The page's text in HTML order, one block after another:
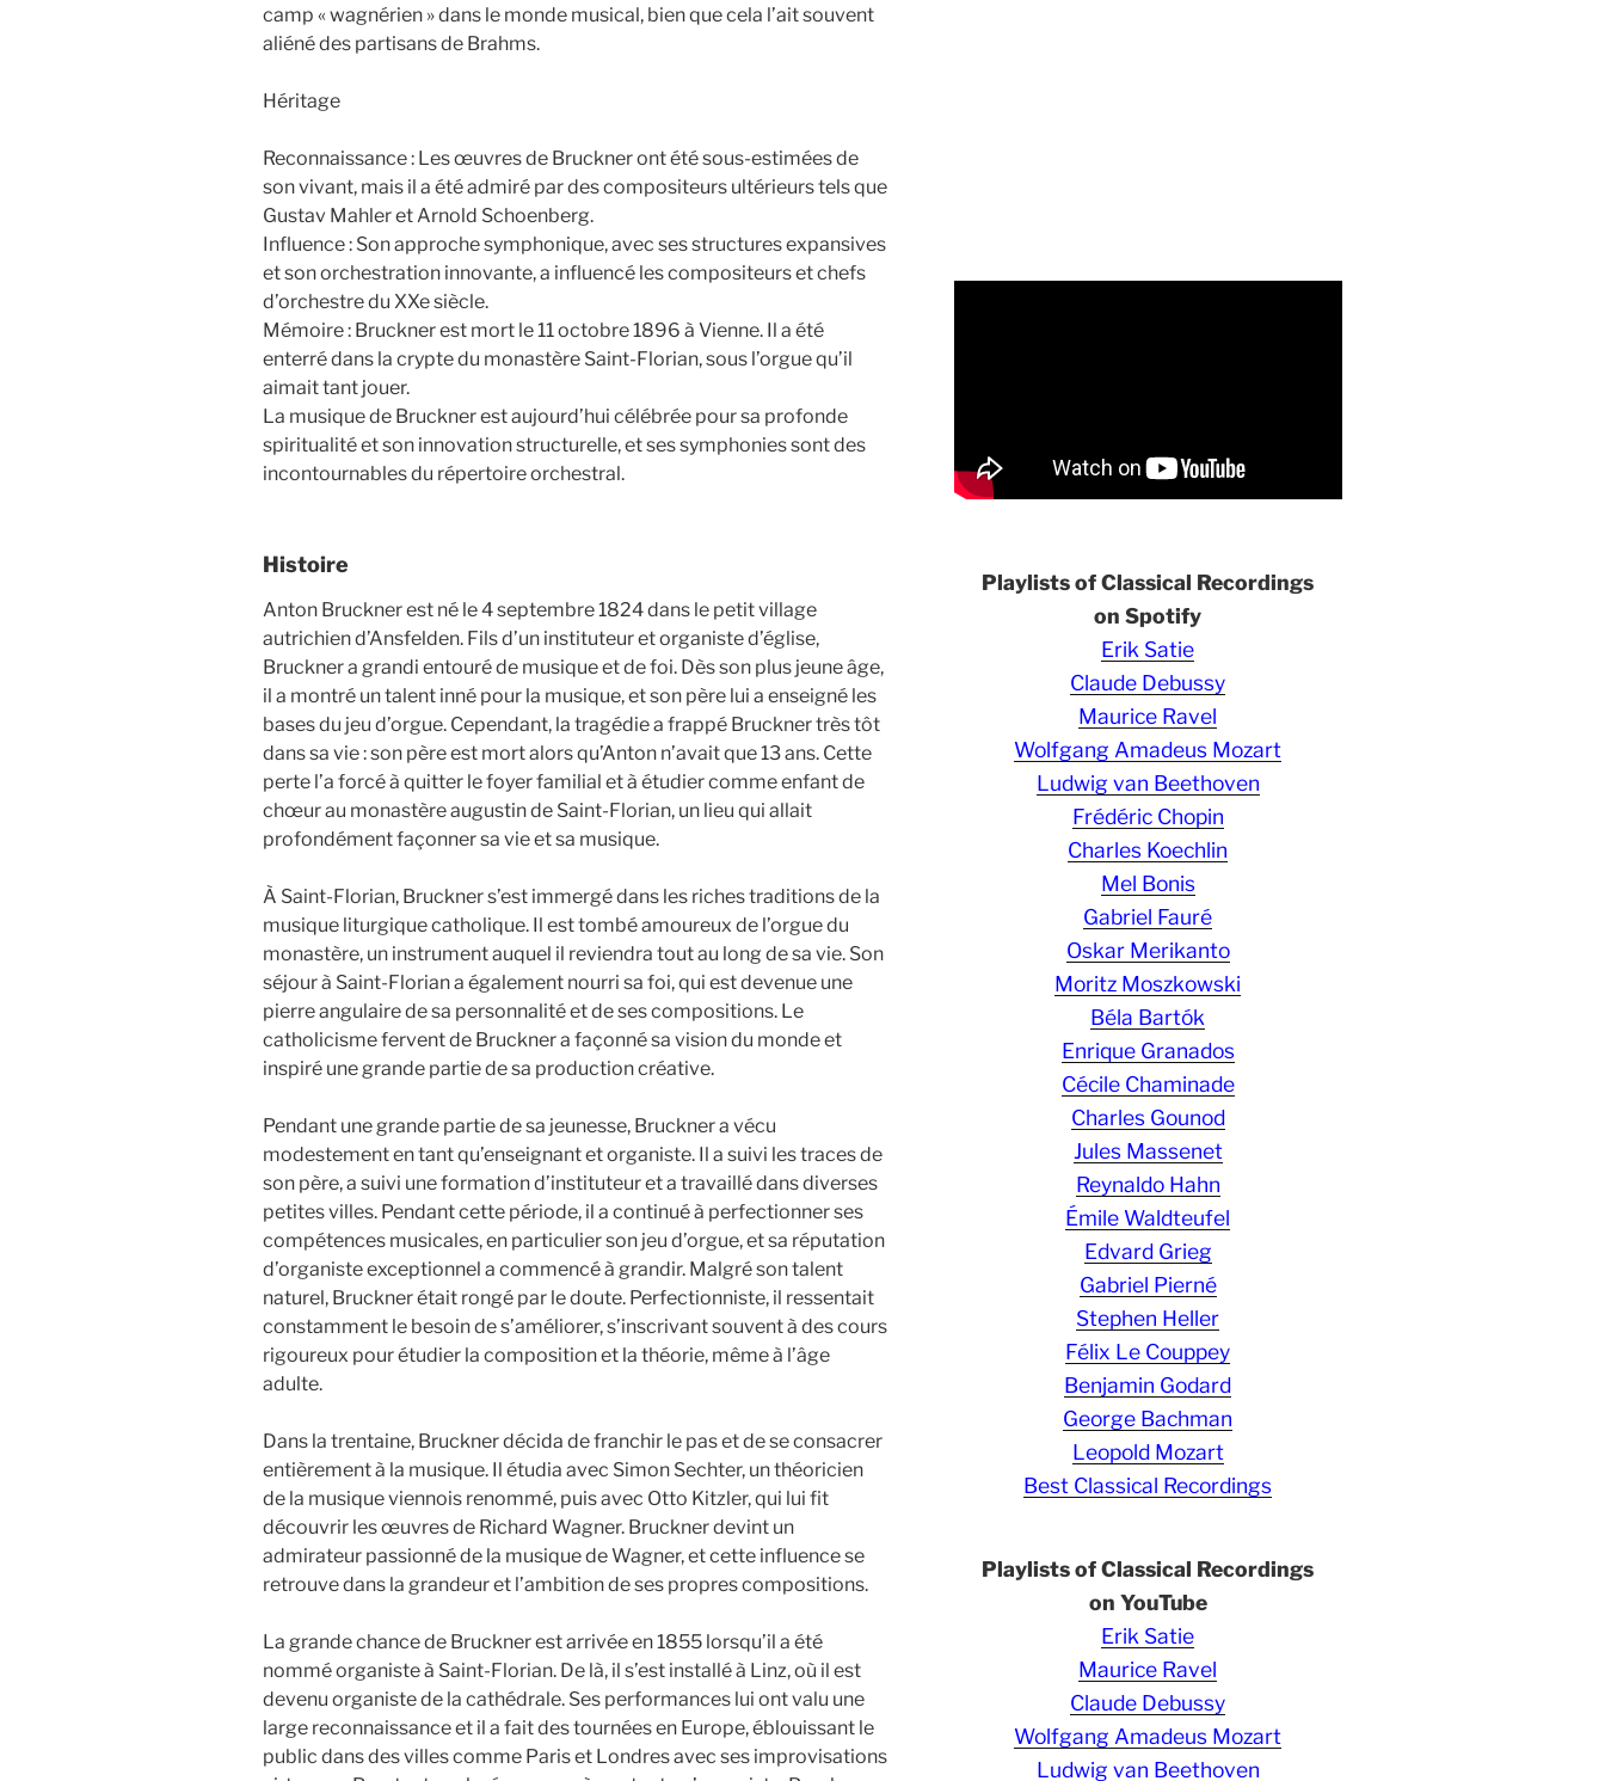
camp « wagnérien » dans le monde musical, bien que cela l’ait souvent
aliéné des partisans de Brahms.
Héritage
Reconnaissance : Les œuvres de Bruckner ont été sous-estimées de
son vivant, mais il a été admiré par des compositeurs ultérieurs tels que
Gustav Mahler et Arnold Schoenberg.
Influence : Son approche symphonique, avec ses structures expansives
et son orchestration innovante, a influencé les compositeurs et chefs
d’orchestre du XXe siècle.
Mémoire : Bruckner est mort le 11 octobre 1896 à Vienne. Il a été
enterré dans la crypte du monastère Saint-Florian, sous l’orgue qu’il
aimait tant jouer.
La musique de Bruckner est aujourd’hui célébrée pour sa profonde
spiritualité et son innovation structurelle, et ses symphonies sont des
incontournables du répertoire orchestral.
Histoire
Anton Bruckner est né le 4 septembre 1824 dans le petit village
autrichien d’Ansfelden. Fils d’un instituteur et organiste d’église,
Bruckner a grandi entouré de musique et de foi. Dès son plus jeune âge,
il a montré un talent inné pour la musique, et son père lui a enseigné les
bases du jeu d’orgue. Cependant, la tragédie a frappé Bruckner très tôt
dans sa vie : son père est mort alors qu’Anton n’avait que 13 ans. Cette
perte l’a forcé à quitter le foyer familial et à étudier comme enfant de
chœur au monastère augustin de Saint-Florian, un lieu qui allait
profondément façonner sa vie et sa musique.
À Saint-Florian, Bruckner s’est immergé dans les riches traditions de la
musique liturgique catholique. Il est tombé amoureux de l’orgue du
monastère, un instrument auquel il reviendra tout au long de sa vie. Son
séjour à Saint-Florian a également nourri sa foi, qui est devenue une
pierre angulaire de sa personnalité et de ses compositions. Le
catholicisme fervent de Bruckner a façonné sa vision du monde et
inspiré une grande partie de sa production créative.
Pendant une grande partie de sa jeunesse, Bruckner a vécu
modestement en tant qu’enseignant et organiste. Il a suivi les traces de
son père, a suivi une formation d’instituteur et a travaillé dans diverses
petites villes. Pendant cette période, il a continué à perfectionner ses
compétences musicales, en particulier son jeu d’orgue, et sa réputation
d’organiste exceptionnel a commencé à grandir. Malgré son talent
naturel, Bruckner était rongé par le doute. Perfectionniste, il ressentait
constamment le besoin de s’améliorer, s’inscrivant souvent à des cours
rigoureux pour étudier la composition et la théorie, même à l’âge
adulte.
Dans la trentaine, Bruckner décida de franchir le pas et de se consacrer
entièrement à la musique. Il étudia avec Simon Sechter, un théoricien
de la musique viennois renommé, puis avec Otto Kitzler, qui lui fit
découvrir les œuvres de Richard Wagner. Bruckner devint un
admirateur passionné de la musique de Wagner, et cette influence se
retrouve dans la grandeur et l’ambition de ses propres compositions.
La grande chance de Bruckner est arrivée en 1855 lorsqu’il a été
nommé organiste à Saint-Florian. De là, il s’est installé à Linz, où il est
devenu organiste de la cathédrale. Ses performances lui ont valu une
large reconnaissance et il a fait des tournées en Europe, éblouissant le
public dans des villes comme Paris et Londres avec ses improvisations
Playlists of Classical Recordings
on Spotify
Erik Satie
Claude Debussy
Maurice Ravel
Wolfgang Amadeus Mozart
Ludwig van Beethoven
Frédéric Chopin
Charles Koechlin
Mel Bonis
Gabriel Fauré
Oskar Merikanto
Moritz Moszkowski
Béla Bartók
Enrique Granados
Cécile Chaminade
Charles Gounod
Jules Massenet
Reynaldo Hahn
Émile Waldteufel
Edvard Grieg
Gabriel Pierné
Stephen Heller
Félix Le Couppey
Benjamin Godard
George Bachman
Leopold Mozart
Best Classical Recordings
Playlists of Classical Recordings
on YouTube
Erik Satie
Maurice Ravel
Claude Debussy
Wolfgang Amadeus Mozart
Ludwig van Beethoven